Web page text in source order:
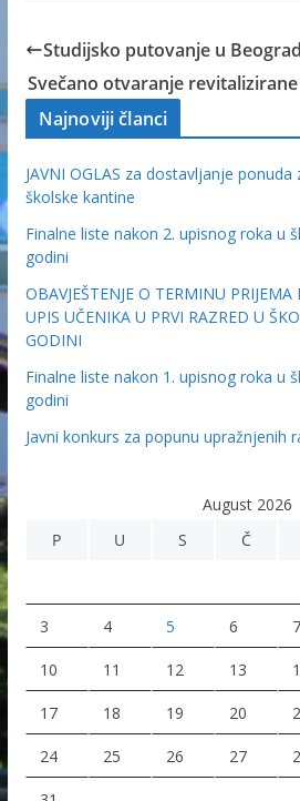
Studijsko putovanje u Beograd
Svečano otvaranje
Najnoviji članci
JAVNI OGLAS za dostavljanje
školske kantine
Finalne liste nakon 2. upisnog roka u
godini
OBAVJEŠTENJE O TERMINU
UPIS UČENIKA U PRVI RAZRED U
GODINI
Finalne liste nakon 1. upisnog roka u
godini
Javni konkurs za popunu upražnjenih
August 2026
P
U S Č
3 4 5 6 7
10 11 12 13
17 18 19 20
24 25 26 27